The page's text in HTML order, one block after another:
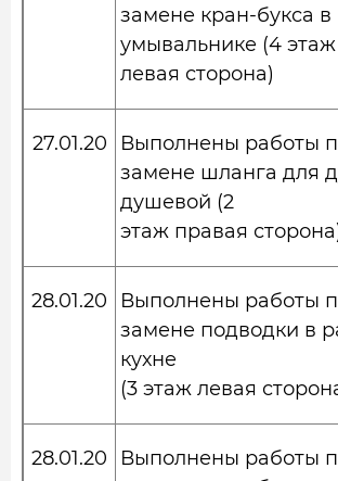
замене кран-букса в
умывальнике (4 этаж
левая сторона)
27.01.20
Выполнены работы
замене шланга для
душевой (2
этаж правая
28.01.20
Выполнены работы
замене подводки в
кухне
(3 этаж левая
28.01.20
Выполнены работы